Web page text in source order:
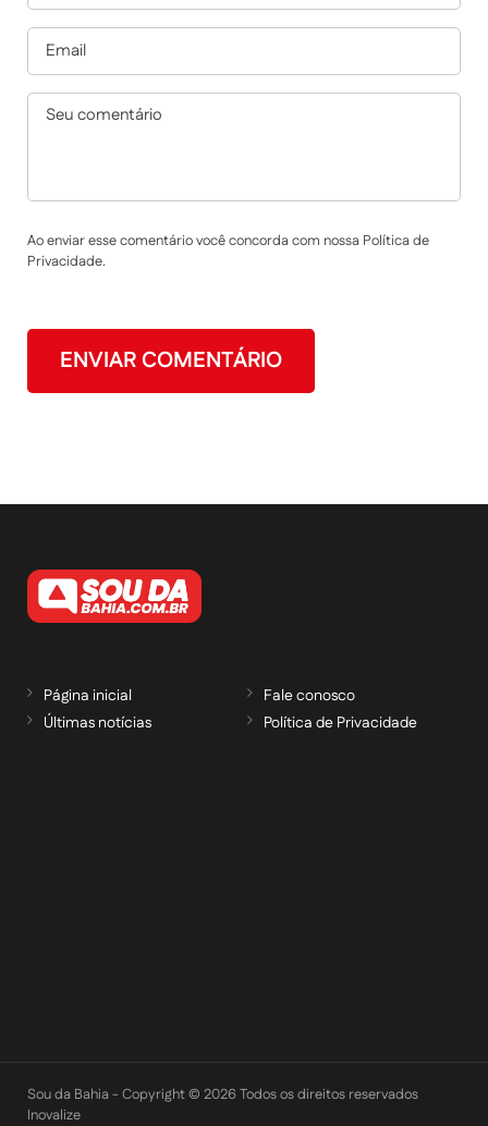
Ao enviar esse comentário você concorda com nossa Política de
Privacidade.
Página inicial
Últimas notícias
Fale conosco
Política de Privacidade
Sou da Bahia - Copyright © 2026 Todos os direitos reservados
Inovalize